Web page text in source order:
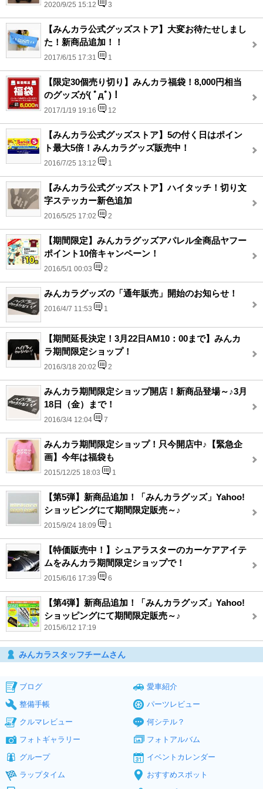
2020/9/25 15:12 3
【みんカラ公式グッズストア】大変お待たせしまし
た！新商品追加！！
2017/6/15 17:31 1
【限定30個売り切り】みんカラ福袋！8,000円相当
のグッズが( ﾟдﾟ)！
2017/1/19 19:16 12
【みんカラ公式グッズストア】5の付く日はポイン
ト最大5倍！みんカラグッズ販売中！
2016/7/25 13:12 1
【みんカラ公式グッズストア】ハイタッチ！切り文
字ステッカー新色追加
2016/5/25 17:02 2
【期間限定】みんカラグッズアパレル全商品ヤフー
ポイント10倍キャンペーン！
2016/5/1 00:03 2
みんカラグッズの「通年販売」開始のお知らせ！
2016/4/7 11:53 1
【期間延長決定！3月22日AM10：00まで】みんカ
ラ期間限定ショップ！
2016/3/18 20:02 2
みんカラ期間限定ショップ開店！新商品登場～♪3月
18日（金）まで！
2016/3/4 12:04 7
みんカラ期間限定ショップ！只今開店中♪【緊急企
画】今年は福袋も
2015/12/25 18:03 1
【第5弾】新商品追加！「みんカラグッズ」Yahoo!
ショッピングにて期間限定販売～♪
2015/9/24 18:09 1
【特価販売中！】シュアラスターのカーケアアイテ
ムをみんカラ期間限定ショップで！
2015/6/16 17:39 6
【第4弾】新商品追加！「みんカラグッズ」Yahoo!
ショッピングにて期間限定販売～♪
2015/6/12 17:19
みんカラスタッフチームさん
ブログ
愛車紹介
整備手帳
パーツレビュー
クルマレビュー
何シテル？
フォトギャラリー
フォトアルバム
グループ
イベントカレンダー
ラップタイム
おすすめスポット